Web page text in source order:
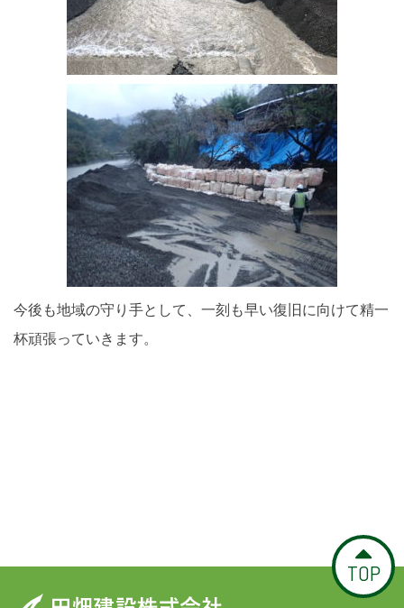
今後も地域の守り手として、一刻も早い復旧に向けて精一
杯頑張っていきます。
TOP